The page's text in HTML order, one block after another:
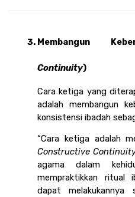
Membangun
Continuity)
Cara ketiga yang
adalah membangun
konsistensi ibadah
Constructive
agama dalam
mempraktikkan ritual
dapat melakukannya